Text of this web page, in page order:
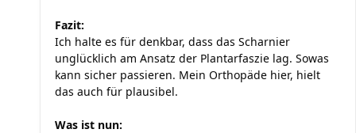
Fazit:
Ich halte es für denkbar, dass das Scharnier
unglücklich am Ansatz der Plantarfaszie lag. Sowas
kann sicher passieren. Mein Orthopäde hier, hielt
das auch für plausibel.
Was ist nun: